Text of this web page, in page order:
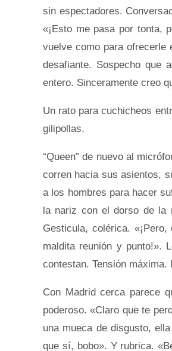
sin espectadores.
«¡Esto me pasa por tonta,
vuelve como para ofrecerle
desafiante. Sospecho que
entero. Sinceramente creo
Un rato para cuchicheos
gilipollas.
“Queen” de nuevo al
corren hacia sus asientos,
a los hombres para hacer
la nariz con el dorso de la
Gesticula, colérica.
maldita reunión y punto!».
contestan. Tensión
Con Madrid cerca parece
poderoso. «Claro que te
una mueca de disgusto,
que sí, bobo». Y rubrica.